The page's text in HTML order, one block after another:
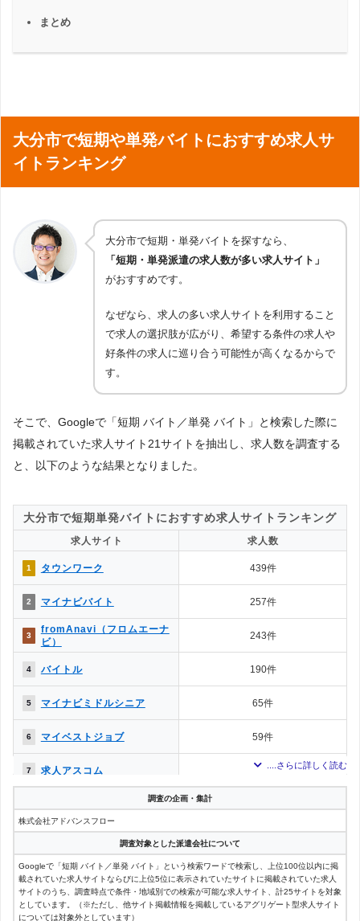
まとめ
大分市で短期や単発バイトにおすすめ求人サ
イトランキング
大分市で短期・単発バイトを探すなら、
「短期・単発派遣の求人数が多い求人サイト」
がおすすめです。
なぜなら、求人の多い求人サイトを利用すること
で求人の選択肢が広がり、希望する条件の求人や
好条件の求人に巡り合う可能性が高くなるからで
す。
そこで、Googleで「短期 バイト／単発 バイト」と検索した際に
掲載されていた求人サイト21サイトを抽出し、求人数を調査する
と、以下のような結果となりました。
大分市で短期単発バイトにおすすめ求人サイトランキング
求人サイト 求人数
1 タウンワーク 439件
2 マイナビバイト 257件
3
fromAnavi（フロムエーナ
ビ）
243件
4 バイトル 190件
5 マイナビミドルシニア 65件
6 マイベストジョブ 59件
7 求人アスコム 57件
ユメックスネット
10 マッハバイト 21件
11 エンバイト 19件
調査の企画・集計
株式会社アドバンスフロー
調査対象とした派遣会社について
Googleで「短期 バイト／単発 バイト」という検索ワードで検索し、上位100位以内に掲
載されていた求人サイトならびに上位5位に表示されていたサイトに掲載されていた求人
サイトのうち、調査時点で条件・地域別での検索が可能な求人サイト、計25サイトを対象
としています。（※ただし、他サイト掲載情報を掲載しているアグリゲート型求人サイト
については対象外としています）